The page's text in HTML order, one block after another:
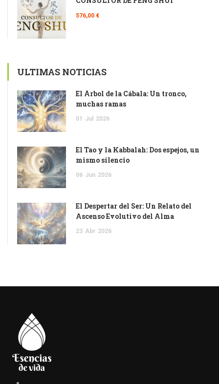
576,00 €
ULTIMAS NOTICIAS
El Árbol de la Cábala: Un tronco,
muchas ramas
01 Jul 2026
El Tao y la Kabbalah: Dos espejos, un
mismo silencio
06 Jun 2026
El Despertar del Ser: Un Relato del
Ascenso Evolutivo del Alma
23 Abr 2026